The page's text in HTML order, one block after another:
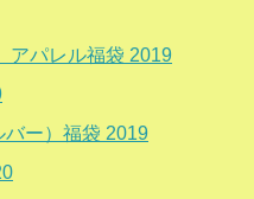
アパレル福袋 2019
ー）福袋 2019